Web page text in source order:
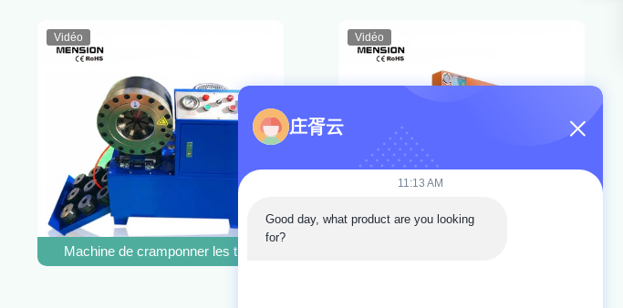
Outil
à haute pression en caoutchouc
Vidéo
Machine de cramponner les tuyaux à la seconde main, hydraulique à haute pression
Vidéo
庄胥云
11:13 AM
Good day, what product are you looking
for?